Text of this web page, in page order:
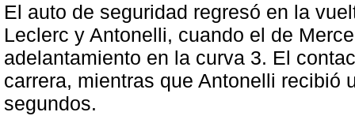
El auto de seguridad regresó en la
Leclerc y Antonelli, cuando el de
adelantamiento en la curva 3. El
carrera, mientras que Antonelli recibió
segundos.